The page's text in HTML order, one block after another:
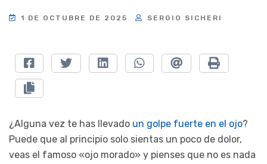
1 DE OCTUBRE DE 2025 SERGIO SICHERI
¿Alguna vez te has llevado un golpe fuerte en el ojo?
Puede que al principio solo sientas un poco de dolor,
veas el famoso «ojo morado» y pienses que no es nada